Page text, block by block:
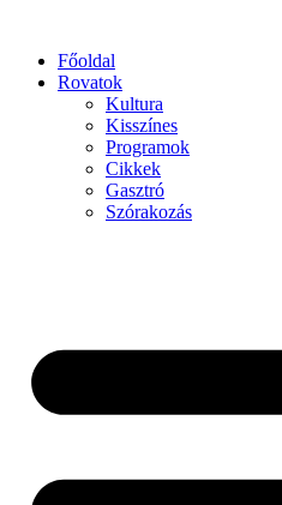
Főoldal
Rovatok
Kultura
Kisszínes
Programok
Cikkek
Gasztró
Szórakozás